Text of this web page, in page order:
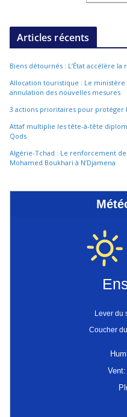
Articles récents
Biens détournés : L’État accélère
Allocation touristique : Le
annulation des nouvelles mesures
3 actions prioritaires pour protéger
Attaf multiplie les tête-à-tête
Qods
Algérie-Tchad : Le renforcement
Mohamed Boukhari à N’Djamena
Lever du
Coucher